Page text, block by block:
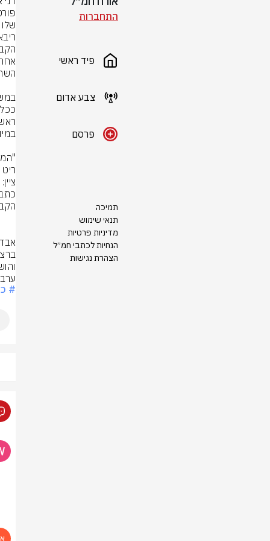
התחברות
פיד ראשי
צבע אדום
פרסם
תמיכה
תנאי שימוש
מדיניות פרטיות
הנחיות לכתבי חמ״ל
הצהרת נגישות
#